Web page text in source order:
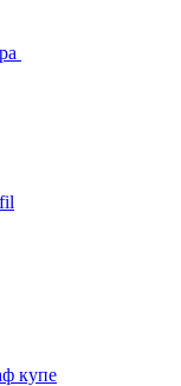
купе